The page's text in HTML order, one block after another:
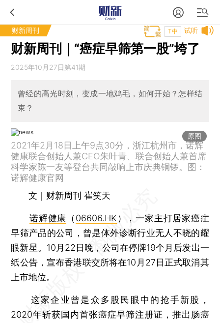
财新周刊 试听
T中
财新周刊｜“癌症早筛第一股”垮了
2025年10月27日第41期
曾经的高光时刻，变成一地鸡毛，如何开始？怎样结
束？
原图
2021年2月18日上午9点30分，浙江杭州市，诺辉
健康联合创始人兼CEO朱叶青、联合创始人兼首席
科学家陈一友等登台共同敲响上市庆典铜锣。图：
诺辉健康官网
文｜财新周刊 崔笑天
诺辉健康 （ 06606.HK ），一家主打居家癌症
早筛产品的公司，曾是体外诊断行业无人不晓的耀
眼新星。10月22日晚，公司在停牌19个月后发出一
纸公告，宣布香港联交所将在10月27日正式取消其
上市地位。
这家企业曾是众多股民眼中的抢手新股，
2020年斩获国内首张癌症早筛注册证，推出肠癌